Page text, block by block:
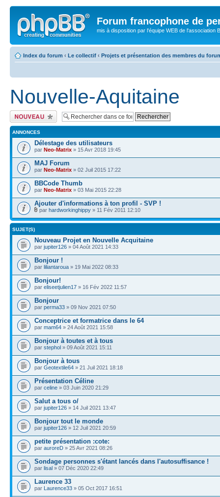
Forum francophone de
mis à disposition par l'équipe WEB de l'association
Index du forum ‹ Le collectif ‹ Projets et présentation des membres du
Nouvelle-Aquitaine
Publier un nouveau
sujet
ANNONCES
Délestage des utilisateurs
par Neo-Matrix » 15 Avr 2018 19:45
MAJ Forum
par Neo-Matrix » 02 Juil 2015 17:22
BBCode Thumb
par Neo-Matrix » 03 Mai 2015 22:28
Ajouter d'informations à ton profil - SVP !
par hardworkinghippy » 11 Fév 2011 12:10
SUJET(S)
Nouveau Projet en Nouvelle Acquitaine
par jupiter126 » 04 Août 2021 14:33
Bonjour !
par liliantaroua » 19 Mai 2022 08:33
Bonjour!
par eliseetjulien17 » 16 Fév 2022 11:57
Bonjour
par perma33 » 09 Nov 2021 07:50
Conceptrice et formatrice dans le 64
par mam64 » 24 Août 2021 15:58
Bonjour à toutes et à tous
par stephol » 09 Août 2021 15:11
Bonjour à tous
par Geotextile64 » 21 Juil 2021 18:18
Présentation Céline
par celine » 03 Juin 2020 21:29
Salut a tous o/
par jupiter126 » 14 Juil 2021 13:47
Bonjour tout le monde
par jupiter126 » 12 Juil 2021 20:59
petite présentation :cote:
par auroreD » 25 Avr 2021 08:26
Sondage personnes s'étant lancés dans l'autosuffisance !
par lisal » 07 Déc 2020 22:49
Laurence 33
par Laurence33 » 05 Oct 2017 16:51